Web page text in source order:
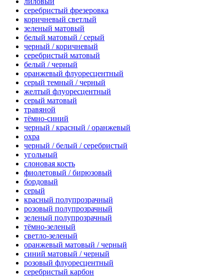
серебристый фрезеровка
коричневый светлый
зеленый матовый
белый матовый / серый
черный / коричневый
серебристый матовый
белый / черный
оранжевый флуоресцентный
серый темный / черный
желтый флуоресцентный
серый матовый
травяной
тёмно-синий
черный / красный / оранжевый
охра
черный / белый / серебристый
угольный
слоновая кость
фиолетовый / бирюзовый
бордовый
серый
красный полупрозрачный
розовый полупрозрачный
зеленый полупрозрачный
тёмно-зеленый
светло-зеленый
оранжевый матовый / черный
синий матовый / черный
розовый флуоресцентный
серебристый карбон